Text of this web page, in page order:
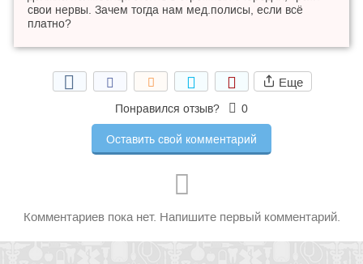
свои нервы. Зачем тогда нам мед.полисы, если всё
платно?
Еще
Понравился отзыв? 0
Оставить свой комментарий
Комментариев пока нет. Напишите первый комментарий.